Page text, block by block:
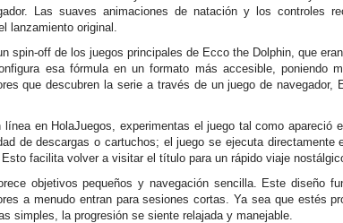
Las suaves animaciones de natación y los controles
lanzamiento original.
spin-off de los juegos principales de Ecco the Dolphin, que
esa fórmula en un formato más accesible, poniendo
que descubren la serie a través de un juego de
línea en HolaJuegos, experimentas el juego tal como
de descargas o cartuchos; el juego se ejecuta
facilita volver a visitar el título para un rápido viaje
objetivos pequeños y navegación sencilla. Este diseño
a menudo entran para sesiones cortas. Ya sea que estés
simples, la progresión se siente relajada y manejable.